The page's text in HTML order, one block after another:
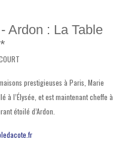
Ardon : La Table
prestigieuses à Paris, Marie
à l’Élysée, et est maintenant cheffe à
étoilé d’Ardon.